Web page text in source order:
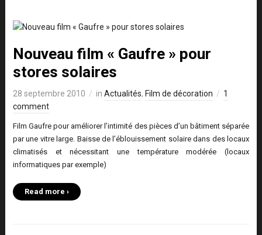
Nouveau film « Gaufre » pour
stores solaires
28 septembre 2010 in Actualités, Film de décoration
1
comment
Film Gaufre pour améliorer l’intimité des pièces d’un bâtiment séparée
par une vitre large. Baisse de l’éblouissement solaire dans des locaux
climatisés et nécessitant une température modérée (locaux
informatiques par exemple)
Read more ›